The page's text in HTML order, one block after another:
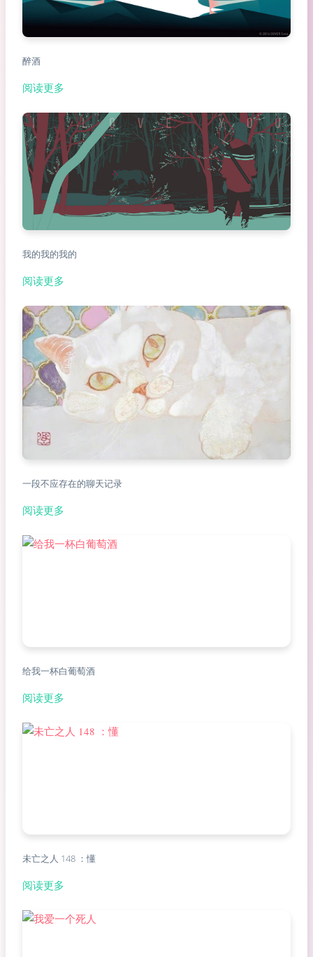
醉酒
阅读更多
我的我的我的
阅读更多
一段不应存在的聊天记录
阅读更多
给我一杯白葡萄酒
阅读更多
未亡之人 148 ：懂
阅读更多